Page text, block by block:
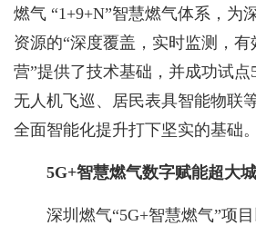
燃气 “1+9+N”智慧燃气体系，为
资源的“深度覆盖，实时监测，
营”提供了技术基础，并成功试点
无人机飞巡、居民表具智能物联
全面智能化提升打下坚实的基础。
5G+智慧燃气数字赋能超大
深圳燃气“5G+智慧燃气”项